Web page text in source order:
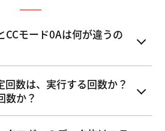
CCモード0Aは何が違うの
回数は、実行する回数か？
数か？